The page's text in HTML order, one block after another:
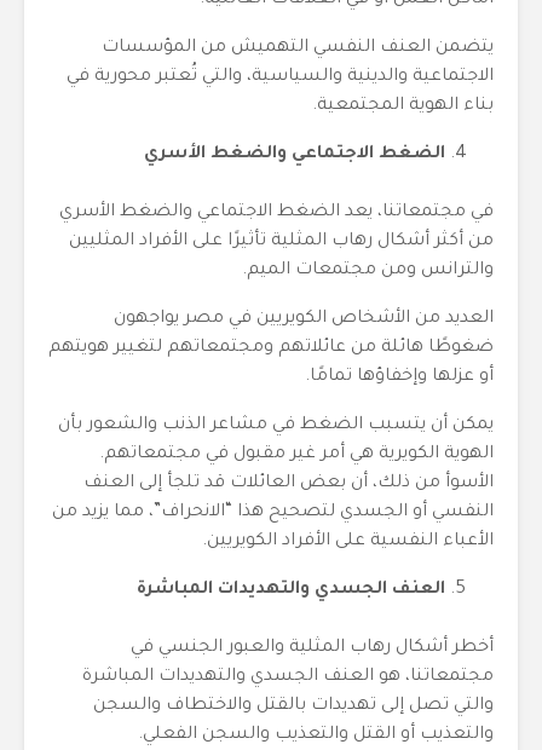
يتضمن العنف النفسي التهميش من المؤسسات
الاجتماعية والدينية والسياسية، والتي تُعتبر محورية في
بناء الهوية المجتمعية.
الضغط الاجتماعي والضغط الأسري
في مجتمعاتنا، يعد الضغط الاجتماعي والضغط الأسري
من أكثر أشكال رهاب المثلية تأثيرًا على الأفراد المثليين
والترانس ومن مجتمعات الميم.
العديد من الأشخاص الكويريين في مصر يواجهون
ضغوطًا هائلة من عائلاتهم ومجتمعاتهم لتغيير هويتهم
أو عزلها وإخفاؤها تمامًا.
يمكن أن يتسبب الضغط في مشاعر الذنب والشعور بأن
الهوية الكويرية هي أمر غير مقبول في مجتمعاتهم.
الأسوأ من ذلك، أن بعض العائلات قد تلجأ إلى العنف
النفسي أو الجسدي لتصحيح هذا “الانحراف”، مما يزيد من
الأعباء النفسية على الأفراد الكويريين.
العنف الجسدي والتهديدات المباشرة
أخطر أشكال رهاب المثلية والعبور الجنسي في
مجتمعاتنا، هو العنف الجسدي والتهديدات المباشرة
والتي تصل إلى تهديدات بالقتل والاختطاف والسجن
والتعذيب أو القتل والتعذيب والسجن الفعلي.